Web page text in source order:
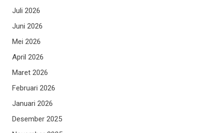
Juli 2026
Juni 2026
Mei 2026
April 2026
Maret 2026
Februari 2026
Januari 2026
Desember 2025